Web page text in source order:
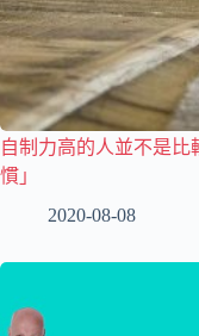
自制力高的人並不是
慣」
2020-08-08